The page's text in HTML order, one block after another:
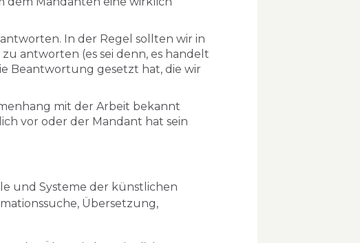
In der Regel sollten wir in
antworten (es sei denn, es handelt
Beantwortung gesetzt hat, die wir
mit der Arbeit bekannt
vor oder der Mandant hat sein
und Systeme der künstlichen
Übersetzung,